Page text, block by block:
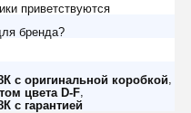
приветствуются
бренда?
с оригинальной коробкой
цвета D-F,
с гарантией